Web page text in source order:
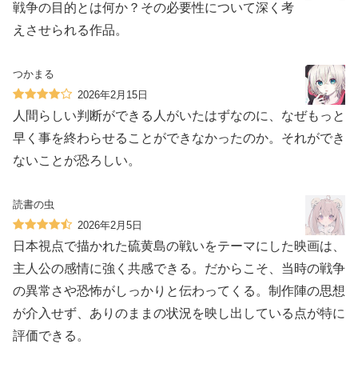
戦争の目的とは何か？その必要性について深く考
えさせられる作品。
つかまる
2026年2月15日
人間らしい判断ができる人がいたはずなのに、なぜもっと
早く事を終わらせることができなかったのか。それができ
ないことが恐ろしい。
読書の虫
2026年2月5日
日本視点で描かれた硫黄島の戦いをテーマにした映画は、
主人公の感情に強く共感できる。だからこそ、当時の戦争
の異常さや恐怖がしっかりと伝わってくる。制作陣の思想
が介入せず、ありのままの状況を映し出している点が特に
評価できる。